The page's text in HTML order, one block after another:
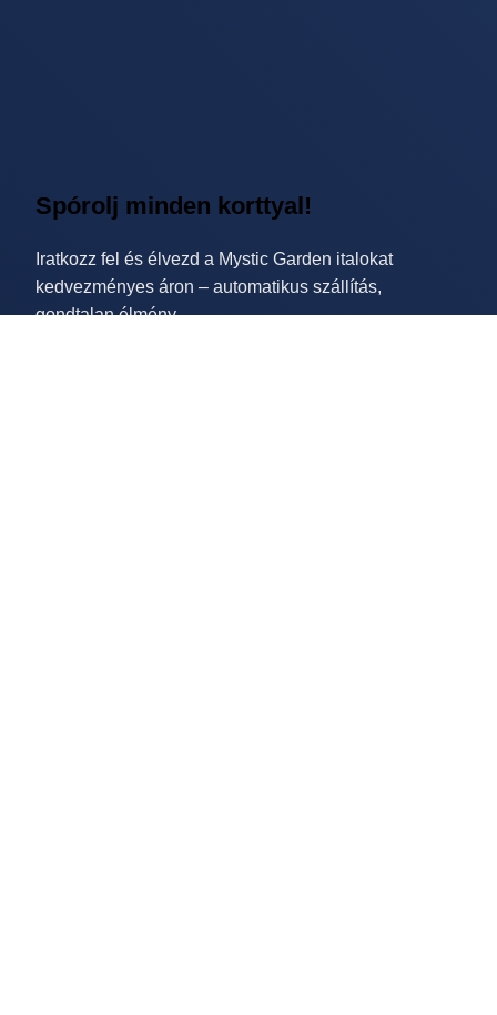
Spórolj minden korttyal!
Iratkozz fel és élvezd a Mystic Garden italokat
kedvezményes áron – automatikus szállítás,
gondtalan élmény.